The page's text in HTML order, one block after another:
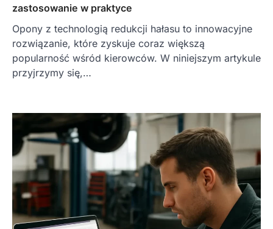
zastosowanie w praktyce
Opony z technologią redukcji hałasu to innowacyjne
rozwiązanie, które zyskuje coraz większą
popularność wśród kierowców. W niniejszym artykule
przyjrzymy się,…